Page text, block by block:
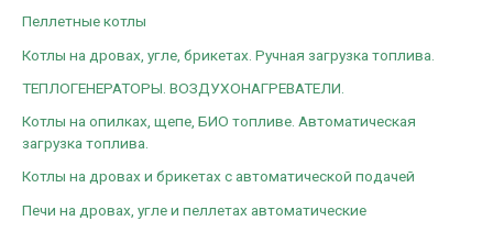
Пеллетные котлы
Котлы на дровах, угле, брикетах. Ручная загрузка топлива.
ТЕПЛОГЕНЕРАТОРЫ. ВОЗДУХОНАГРЕВАТЕЛИ.
Котлы на опилках, щепе, БИО топливе. Автоматическая
загрузка топлива.
Котлы на дровах и брикетах с автоматической подачей
Печи на дровах, угле и пеллетах автоматические